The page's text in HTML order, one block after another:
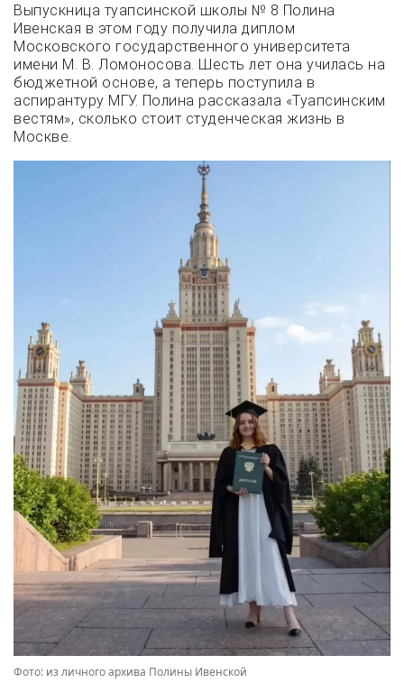
Выпускница туапсинской школы № 8 Полина
Ивенская в этом году получила диплом
Московского государственного университета
имени М. В. Ломоносова. Шесть лет она училась на
бюджетной основе, а теперь поступила в
аспирантуру МГУ. Полина рассказала «Туапсинским
вестям», сколько стоит студенческая жизнь в
Москве.
Фото: из личного архива Полины Ивенской